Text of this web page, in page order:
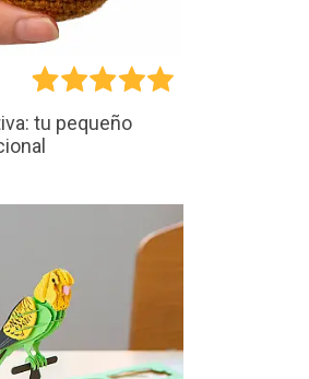
tu pequeño